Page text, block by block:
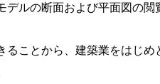
ルの断面および平面図の閲
ることから、建築業をはじ